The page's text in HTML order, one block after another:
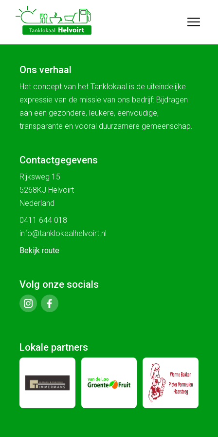
Ons verhaal
Het concept van het Tanklokaal is de uiteindelijke
expressie van de missie van ons bedrijf: Bijdragen
aan een gezondere, leukere, eenvoudige,
transparante en vooral duurzamere gemeenschap.
Contactgegevens
Rijksweg 15
5268KJ Helvoirt
Nederland
0411 644 018
info@tanklokaalhelvoirt.nl
Bekijk route
Volg onze socials
Lokale partners